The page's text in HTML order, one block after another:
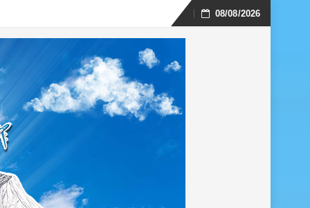
Skip
08/08/2026